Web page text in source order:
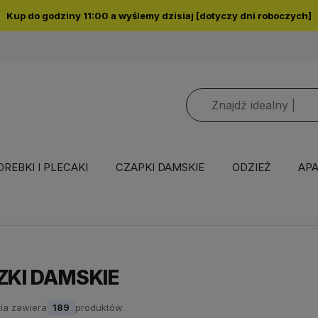
Kup do godziny 11:00 a wyślemy dzisiaj [dotyczy dni roboczych]
I PLECAKI CZAPKI DAMSKIE ODZIEŻ
DAMSKIE
zawiera 189 produktów